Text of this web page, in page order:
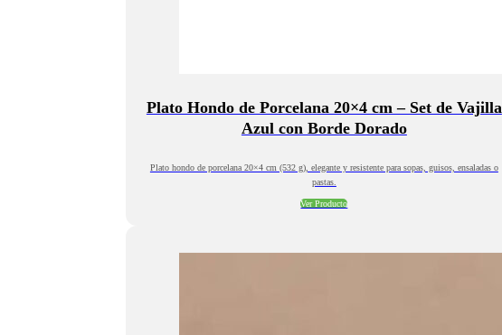
Plato Hondo de Porcelana 20×4 cm – Set de Vajilla
Azul con Borde Dorado
Plato hondo de porcelana 20×4 cm (532 g), elegante y resistente para sopas, guisos, ensaladas o
pastas.
Ver Producto